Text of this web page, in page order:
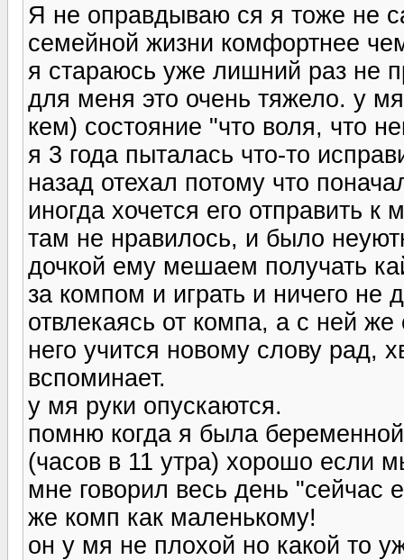
Я не оправдываю ся я тоже не
семейной жизни комфортнее
я стараюсь уже лишний раз не
для меня это очень тяжело. у
кем) состояние "что воля, что
я 3 года пыталась что-то
назад отехал потому что
иногда хочется его отправить
там не нравилось, и было
дочкой ему мешаем получать
за компом и играть и ничего не
отвлекаясь от компа, а с ней же
него учится новому слову рад,
вспоминает.
у мя руки опускаются.
помню когда я была
(часов в 11 утра) хорошо если
мне говорил весь день "сейчас
же комп как маленькому!
он у мя не плохой но какой то